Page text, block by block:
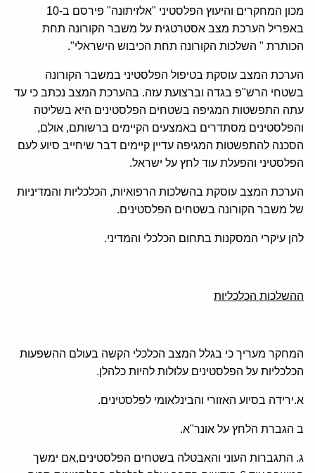
מכון המחקרים והיעוץ הפלסטיני "אלזיתונה" פירסם ב-10
באפריל הערכת מצב אסטרטגית על משבר הקורונה תחת
הכותרת " השלכות הקורונה תחת הכיבוש הישראלי".
הערכת המצב עוסקת בטיפול הפלסטיני במשבר הקורונה
בשטחי הרש"פ בגדה וברצועת עזה. בהערכת המצב נכתב כי עד
עתה התפשטות המגיפה בשטחים הפלסטינים היא בשליטה
והפלסטינים מסתדרים באמצעים הקיימים ברשותם, אולם,
הסכנה להתפשטות המגיפה עדיין קיימים דבר שיחייב סיוע לעם
הפלסטיני והפעלת עוד לחץ על ישראל.
הערכת המצב עוסקת בהשלכות הרפואיות, הכלכליות והמדיניות
של משבר הקורונה בשטחים הפלסטינים.
להן עיקרי המסקנות בתחום הכלכלי והמדיני.
ההשלכות הכלכליות
המחקר מעריך כי בגלל המצב הכלכלי הקשה בעולם ההשפעות
הכלכליות על הפלסטינים עלולות להיות כלהלן.
א.ירידה בסיוע האזורי והבינלאומי לפלסטינים.
ב הגברת הלחץ על אונר"א.
ג. התגברות העוני והאבטלה בשטחים הפלסטינים,אם ימשך